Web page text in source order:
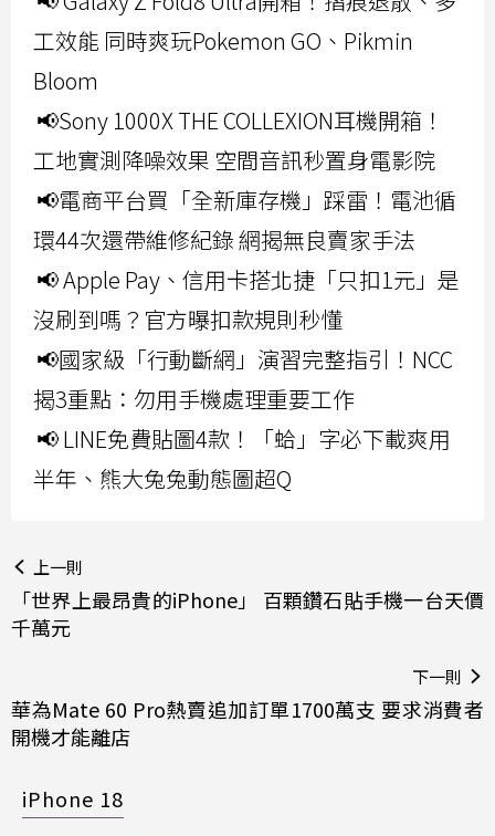
工效能 同時爽玩Pokemon GO、Pikmin
Bloom
📢Sony 1000X THE COLLEXION耳機開箱！
工地實測降噪效果 空間音訊秒置身電影院
📢電商平台買「全新庫存機」踩雷！電池循
環44次還帶維修紀錄 網揭無良賣家手法
📢 Apple Pay、信用卡搭北捷「只扣1元」是
沒刷到嗎？官方曝扣款規則秒懂
📢國家級「行動斷網」演習完整指引！NCC
揭3重點：勿用手機處理重要工作
📢 LINE免費貼圖4款！「蛤」字必下載爽用
半年、熊大兔兔動態圖超Q
上一則
「世界上最昂貴的iPhone」 百顆鑽石貼手機一台天價
千萬元
下一則
華為Mate 60 Pro熱賣追加訂單1700萬支 要求消費者
開機才能離店
iPhone 18